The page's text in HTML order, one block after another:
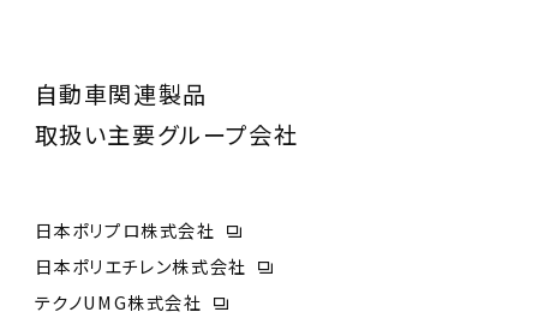
自動車関連製品
取扱い主要グループ会社
日本ポリプロ株式会社
テクノUMG株式会社
日本ポリエチレン株式会社